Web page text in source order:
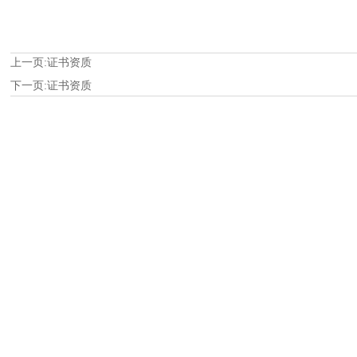
上一页:证书资质
下一页:证书资质